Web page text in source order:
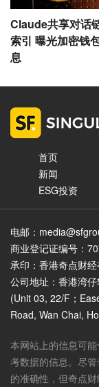
Claude共享对话
索引 曝光加密钱
息
首页
新闻
ESG投资
电邮：
商业登记证编号：
承印：香港奇点财经
公司地址：香港湾
(Unit 03, 22/F；
Road, Wan Chai,
本网站上的信息可
考数据的信息。尽
的准确性，但奇点